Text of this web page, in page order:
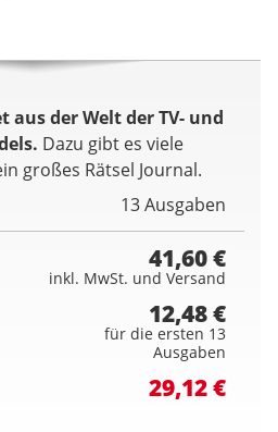
aus der Welt der TV- und
Dazu gibt es viele
großes Rätsel Journal.
13 Ausgaben
41,60 €
inkl. MwSt. und Versand
12,48 €
für die ersten 13
Ausgaben
29,12 €